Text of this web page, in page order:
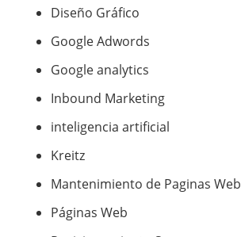
Diseño Gráfico
Google Adwords
Google analytics
Inbound Marketing
inteligencia artificial
Kreitz
Mantenimiento de Paginas Web
Páginas Web